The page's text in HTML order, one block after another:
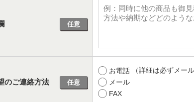
任意
のご連絡方法 任意
お電話 （詳細は必ずメー
メール
FAX